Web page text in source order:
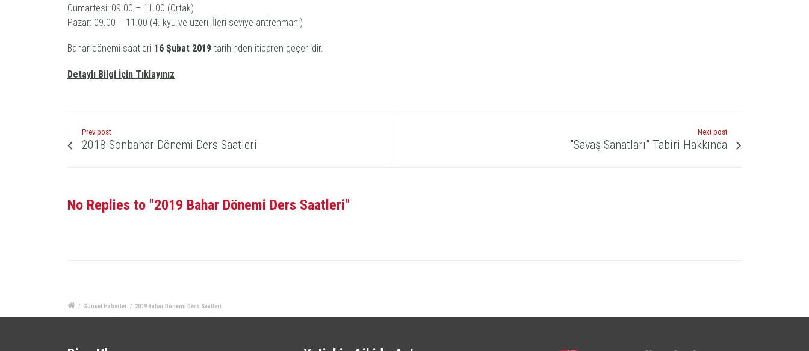
Cumartesi: 09.00 – 11.00 (Ortak)
Pazar: 09.00 – 11.00 (4. kyu ve üzeri, İleri seviye antrenmanı)
Bahar dönemi saatleri 16 Şubat 2019 tarihinden itibaren geçerlidir.
Detaylı Bilgi İçin Tıklayınız
Prev post
2018 Sonbahar Dönemi Ders Saatleri
Next post
"Savaş Sanatları" Tabiri Hakkında
No Replies to "2019 Bahar Dönemi Ders Saatleri"
/ Güncel Haberler / 2019 Bahar Dönemi Ders Saatleri